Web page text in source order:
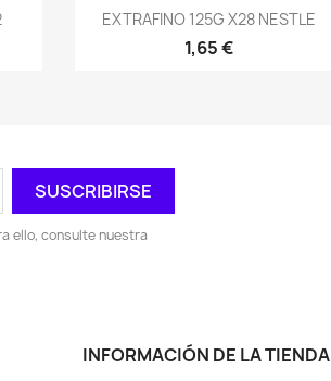
Vista rápida
EXTRAFINO 125G X28 NESTLE
1,65 €
ello, consulte nuestra
INFORMACIÓN DE LA TIENDA